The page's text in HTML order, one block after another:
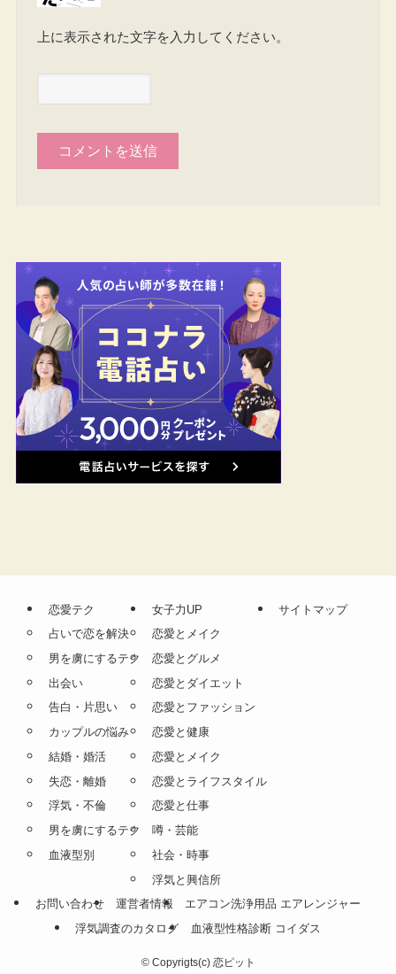
上に表示された文字を入力してください。
恋愛テク
占いで恋を解決
男を虜にするテク
出会い
告白・片思い
カップルの悩み
結婚・婚活
失恋・離婚
浮気・不倫
男を虜にするテク
血液型別
女子力UP
恋愛とメイク
恋愛とグルメ
恋愛とダイエット
恋愛とファッション
恋愛と健康
恋愛とメイク
恋愛とライフスタイル
恋愛と仕事
噂・芸能
社会・時事
浮気と興信所
サイトマップ
お問い合わせ 運営者情報
エアコン洗浄用品 エアレンジャー
浮気調査のカタログ
血液型性格診断 コイダス
©Copyrigts(c) 恋ピット